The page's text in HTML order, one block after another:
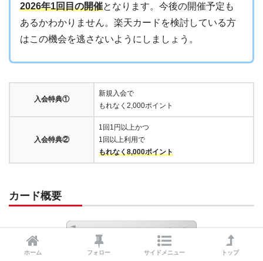
2026年1回目の開催となります。今後の開催予定も
あるかわかりません。楽天カードを検討している方
はこの機会を逃さないようにしましょう。
入会特典①
新規入会で
もれなく2,000ポイント
入会特典②
1回1円以上かつ
1回以上利用で
もれなく8,000ポイント
カード概要
ホーム フォロー サイドメニュー トップ